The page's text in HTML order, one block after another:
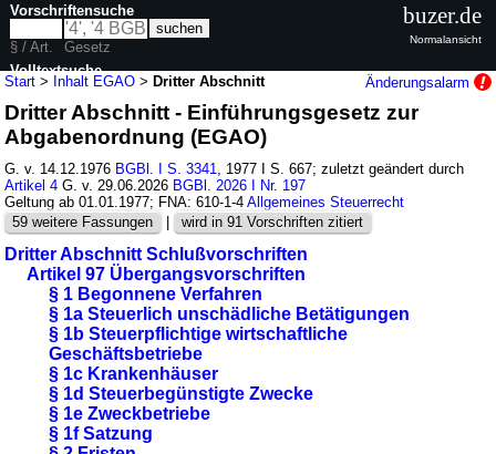
Start > Inhalt EGAO >Dritter Abschnitt Änderungsalarm
Dritter Abschnitt - Einführungsgesetz zur
Abgabenordnung (EGAO)
G. v. 14.12.1976 BGBl. I S. 3341
, 1977 I S. 667; zuletzt geändert durch
Artikel 4 G. v. 29.06.2026 BGBl. 2026 I Nr. 197
Geltung ab 01.01.1977; FNA: 610-1-4Allgemeines Steuerrecht
59 weitere Fassungen
| wird in 91 Vorschriften zitiert
Dritter Abschnitt Schlußvorschriften
Artikel 97 Übergangsvorschriften
§ 1 Begonnene Verfahren
§ 1a Steuerlich unschädliche Betätigungen
§ 1b Steuerpflichtige wirtschaftliche
Geschäftsbetriebe
§ 1c Krankenhäuser
§ 1d Steuerbegünstigte Zwecke
§ 1e Zweckbetriebe
§ 1f Satzung
Vorschriftensuche
§ / Art.
Gesetz
Volltextsuche
nur in EGAO
buzer.de
Normalansicht